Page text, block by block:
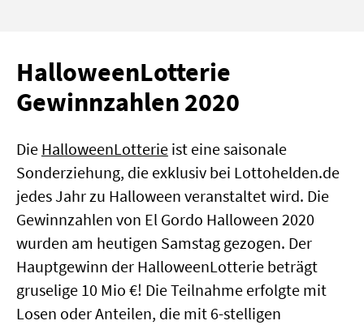
HalloweenLotterie
Gewinnzahlen 2020
Die HalloweenLotterieist eine saisonale
Sonderziehung, die exklusiv bei Lottohelden.de
jedes Jahr zu Halloween veranstaltet wird. Die
Gewinnzahlen von El Gordo Halloween 2020
wurden am heutigen Samstag gezogen. Der
Hauptgewinn der HalloweenLotterie beträgt
gruselige 10 Mio €! Die Teilnahme erfolgte mit
Losen oder Anteilen, die mit 6-stelligen